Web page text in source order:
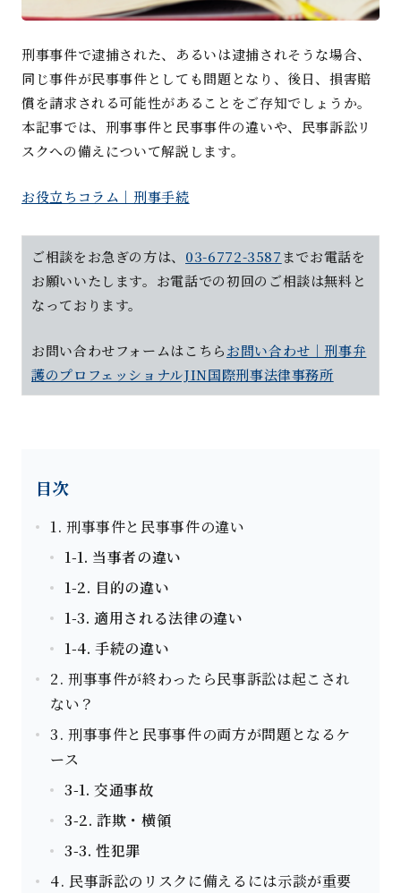
刑事事件で逮捕された、あるいは逮捕されそうな場合、
同じ事件が民事事件としても問題となり、後日、損害賠
償を請求される可能性があることをご存知でしょうか。
本記事では、刑事事件と民事事件の違いや、民事訴訟リ
スクへの備えについて解説します。
お役立ちコラム｜刑事手続
ご相談をお急ぎの方は、 03-6772-3587までお電話を
お願いいたします。お電話での初回のご相談は無料と
なっております。
お問い合わせフォームはこちらお問い合わせ｜刑事弁
護のプロフェッショナルJIN国際刑事法律事務所
目次
1. 刑事事件と民事事件の違い
1-1. 当事者の違い
1-2. 目的の違い
1-3. 適用される法律の違い
1-4. 手続の違い
2. 刑事事件が終わったら民事訴訟は起こされ
ない？
3. 刑事事件と民事事件の両方が問題となるケ
ース
3-1. 交通事故
3-2. 詐欺・横領
3-3. 性犯罪
4. 民事訴訟のリスクに備えるには示談が重要